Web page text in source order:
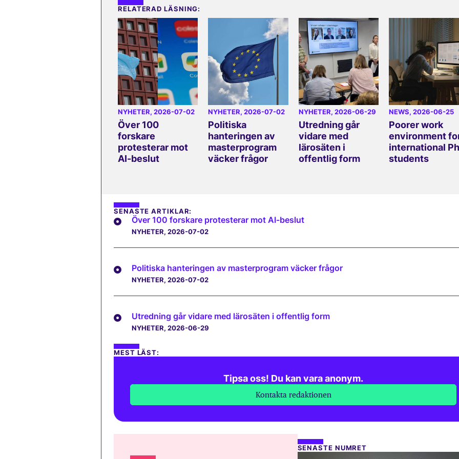
RELATERAD LÄSNING:
NYHETER, 2026-07-02
Över 100
forskare
protesterar mot
AI-beslut
NYHETER, 2026-07-02
Politiska
hanteringen av
masterprogram
väcker frågor
NYHETER, 2026-06-29
Utredning går
vidare med
lärosäten i
offentlig form
NEWS, 2026-06-25
Poorer work
environment
international
students
SENASTE ARTIKLAR:
Över 100 forskare protesterar mot AI-beslut
NYHETER, 2026-07-02
Politiska hanteringen av masterprogram väcker frågor
NYHETER, 2026-07-02
Utredning går vidare med lärosäten i offentlig form
NYHETER, 2026-06-29
MEST LÄST:
Tipsa oss! Du kan vara anonym.
Kontakta redaktionen
SENASTE NUMRET